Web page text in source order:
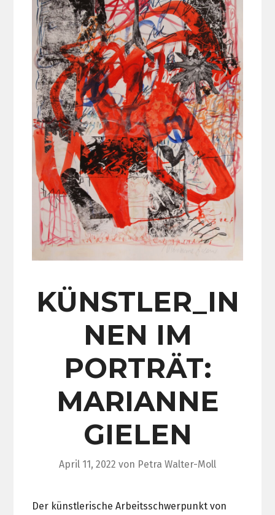
KÜNSTLER_IN
NEN IM
PORTRÄT:
MARIANNE
GIELEN
April 11, 2022 von Petra Walter-Moll
Der künstlerische Arbeitsschwerpunkt von